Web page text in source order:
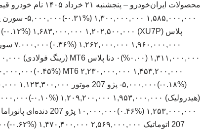
محصولات ایران‌خودرو